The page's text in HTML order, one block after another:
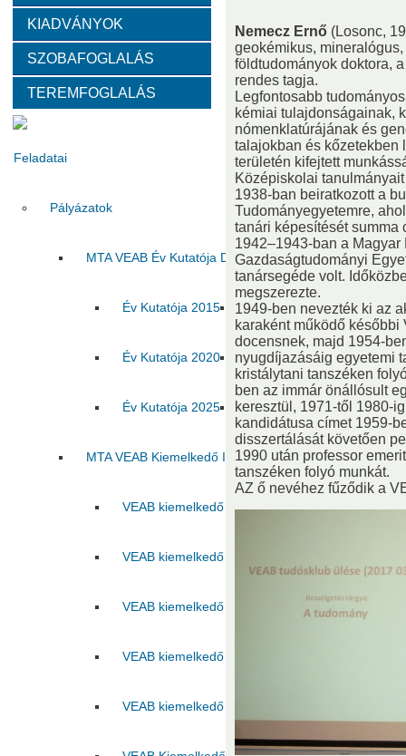
Szervezeti felépítése
Választott vezetők Akadémikusok Nem akadémikus
Tanácskozási jogú tagok SZMSZ Testületek
Feladatai
Pályázatok
MTA VEAB Év Kutatója Díj
Év Kutatója 2015 Év Kutatója 2016 Év
Év Kutatója 2020 Év Kutatója 2021 Év
Év Kutatója 2025 Az MTA VEAB Év Kutatója
MTA VEAB Kiemelkedő Ifjú Kutatója Díj
VEAB kiemelkedő ifjú kutatója 2015 VEAB
VEAB kiemelkedő ifjú kutatója 2017
VEAB kiemelkedő ifjú kutatója 2019 VEAB
VEAB kiemelkedő ifjú kutatója 2021
VEAB kiemelkedő ifjú kutatója 2023
KIADVÁNYOK
SZOBAFOGLALÁS
TEREMFOGLALÁS
Nemecz Ernő (Losonc,
geokémikus,
földtudományok doktora,
rendes tagja.
Legfontosabb
kémiai tulajdonságainak,
nómenklatúrájának és
talajokban és kőzetekben
területén kifejtett
Középiskolai
1938-ban beiratkozott a
Tudományegyetemre,
tanári képesítését summa
1942–1943-ban a
Gazdaságtudományi
tanársegéde volt.
megszerezte.
1949-ben nevezték ki az
karaként működő
docensnek, majd 1954-
nyugdíjazásáig egyetemi
kristálytani tanszéken
ben az immár önállósult
keresztül, 1971-től 1980-
kandidátusa címet 1959-
disszertálását követően
1990 után professor
tanszéken folyó munkát.
AZ ő nevéhez fűződik a